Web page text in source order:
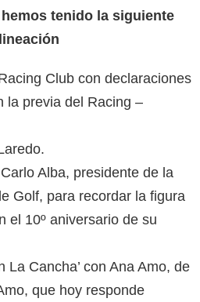
tenido la siguiente
Club con declaraciones
la previa del Racing –
Alba, presidente de la
Golf, para recordar la figura
el 10º aniversario de su
La Cancha’ con Ana Amo, de
que hoy responde